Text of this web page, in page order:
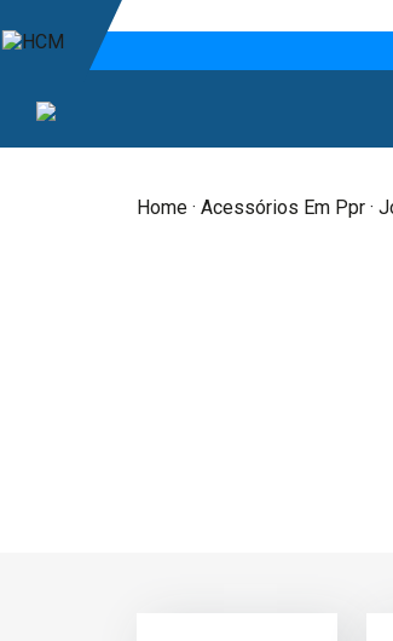
Home· Acessórios Em Ppr·